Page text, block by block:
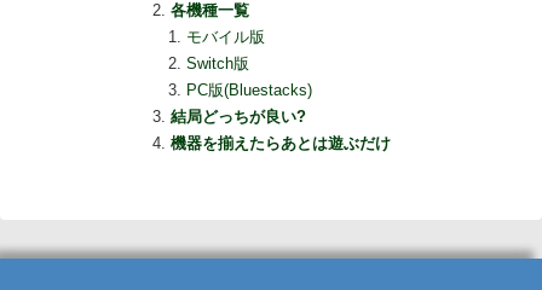
各機種一覧
モバイル版
Switch版
PC版(Bluestacks)
結局どっちが良い?
機器を揃えたらあとは遊ぶだけ